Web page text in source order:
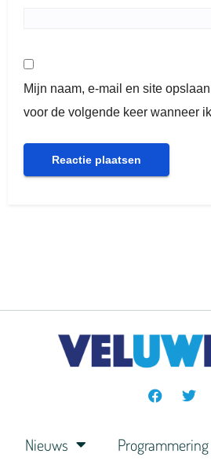
Mijn naam, e-mail en site
voor de volgende keer wanneer
Nieuws Programmering